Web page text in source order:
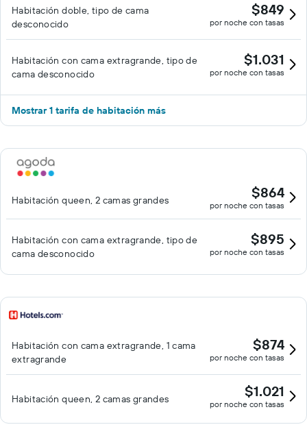
Habitación doble, tipo de cama
desconocido
$849
por noche con tasas
Habitación con cama extragrande, tipo de
cama desconocido
$1.031
por noche con tasas
Mostrar 1 tarifa de habitación más
Habitación queen, 2 camas grandes $864
por noche con tasas
Habitación con cama extragrande, tipo de
cama desconocido
$895
por noche con tasas
Habitación con cama extragrande, 1 cama
extragrande
$874
por noche con tasas
Habitación queen, 2 camas grandes $1.021
por noche con tasas